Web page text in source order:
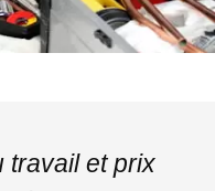
travail et prix